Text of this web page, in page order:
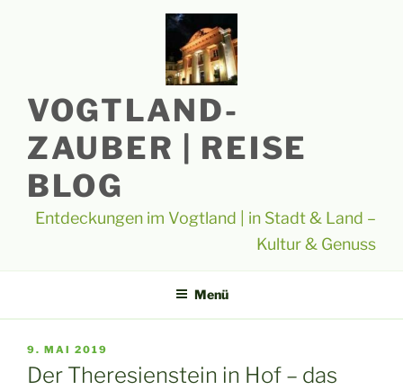
VOGTLAND-
ZAUBER | REISE
BLOG
Entdeckungen im Vogtland | in Stadt & Land –
Kultur & Genuss
Menü
VERÖFFENTLICHT
AM
9. MAI 2019
Der Theresienstein in Hof – das